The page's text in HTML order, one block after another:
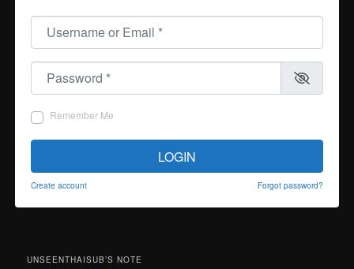
Username or Email
Password
Remember Me
LOGIN
Create account Forgot password?
UNSEENTHAISUB’S NOTE